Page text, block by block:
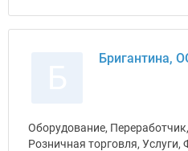
Бригантина,
Оборудование,
Розничная торговля, Услуги,